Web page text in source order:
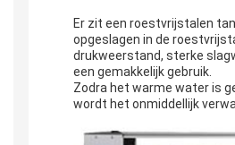
Er zit een roestvrijstalen
opgeslagen in de
drukweerstand, sterke
een gemakkelijk gebruik.
Zodra het warme water is
wordt het onmiddellijk